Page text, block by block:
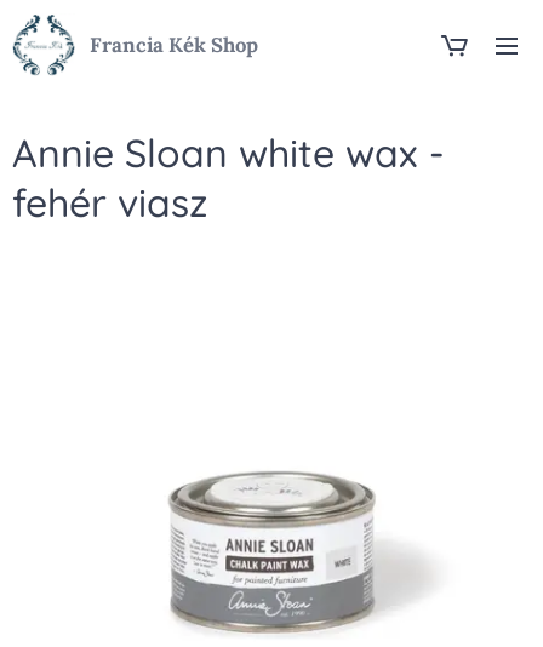
Francia Kék Shop
Annie Sloan white wax -
fehér viasz